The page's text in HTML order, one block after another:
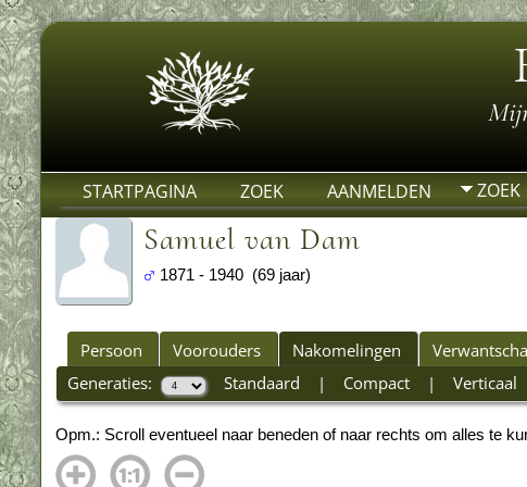
STARTPAGINA ZOEK AANMELDEN ZOEK
Samuel van Dam
1871 - 1940 (69 jaar)
Persoon Voorouders Nakomelingen
Generaties:
Standaard | Compact| Verticaal
Opm.: Scroll eventueel naar beneden of naar rechts om alles te